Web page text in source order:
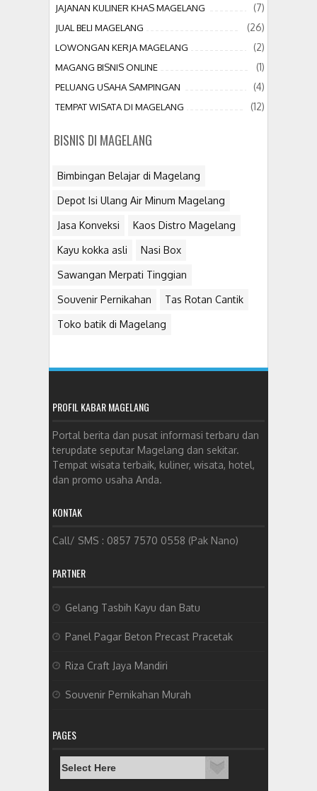
JAJANAN KULINER KHAS MAGELANG (7)
JUAL BELI MAGELANG (26)
LOWONGAN KERJA MAGELANG (2)
MAGANG BISNIS ONLINE (1)
PELUANG USAHA SAMPINGAN (4)
TEMPAT WISATA DI MAGELANG (12)
BISNIS DI MAGELANG
Bimbingan Belajar di Magelang
Depot Isi Ulang Air Minum Magelang
Jasa Konveksi Kaos Distro Magelang
Kayu kokka asli Nasi Box
Sawangan Merpati Tinggian
Souvenir Pernikahan Tas Rotan Cantik
Toko batik di Magelang
PROFIL KABAR MAGELANG
Portal berita dan pusat informasi terbaru dan
terupdate seputar Magelang dan sekitar.
Tempat wisata terbaik, kuliner, wisata, hotel,
dan promo usaha Anda.
KONTAK
Call/ SMS : 0857 7570 0558 (Pak Nano)
PARTNER
Gelang Tasbih Kayu dan Batu
Panel Pagar Beton Precast Pracetak
Riza Craft Jaya Mandiri
Souvenir Pernikahan Murah
PAGES